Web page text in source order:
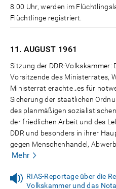
8.00 Uhr, werden im
Flüchtlinge registriert.
11. AUGUST 1961
Sitzung der DDR-Volkskammer:
Vorsitzende des Ministerrates,
Ministerrat erachte „es für
Sicherung der staatlichen
des planmäßigen
der friedlichen Arbeit und des
DDR und besonders in ihrer
gegen Menschenhandel,
Mehr
RIAS-Reportage über die
Volkskammer und das